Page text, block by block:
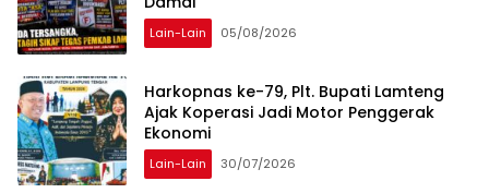
Lain-Lain 05/08/2026
Harkopnas ke-79, Plt. Bupati Lamteng
Ajak Koperasi Jadi Motor Penggerak
Ekonomi
Lain-Lain 30/07/2026